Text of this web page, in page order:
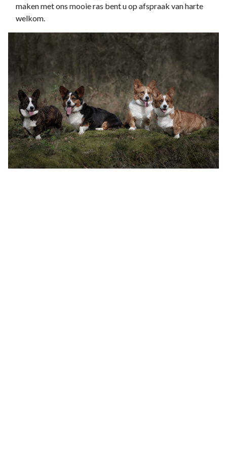
maken met ons mooie ras bent u op afspraak van harte
welkom.